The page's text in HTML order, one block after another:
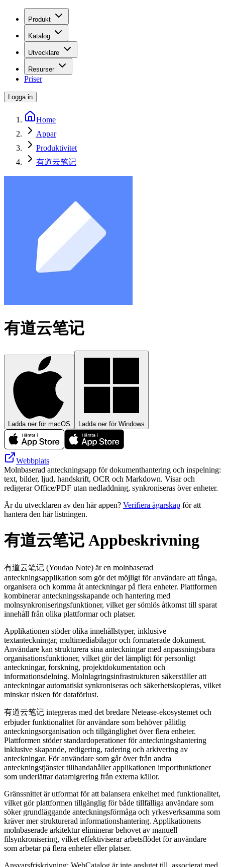
Produkt
Katalog
Utvecklare
Resurser
Priser
Logga in
Home
Appar
Produktivitet
有道云笔记
有道云笔记
Ladda ner för macOS Ladda ner för Windows
Webbplats
Molnbaserad anteckningsapp för dokumenthantering och inspelning:
text, bilder, ljud, handskrift, OCR och Markdown. Visar och
redigerar Office/PDF utan nedladdning, synkroniseras över enheter.
Är du utvecklaren av den här appen? Verifiera ägarskap för att
hantera den här listningen.
有道云笔记 Appbeskrivning
有道云笔记 (Youdao Note) är en molnbaserad
anteckningsapplikation som gör det möjligt för användare att fånga,
organisera och komma åt anteckningar på flera enheter. Plattformen
kombinerar anteckningsskapande och hantering med
molnsynkroniseringsfunktioner, vilket ger sömlös åtkomst till sparat
innehåll från olika plattformar och platser.
Applikationen stöder olika innehållstyper, inklusive
textanteckningar, multimediabilagor och formaterade dokument.
Användare kan strukturera sina anteckningar med anpassningsbara
organisationsfunktioner, vilket gör det lämpligt för personligt
anteckningar, forskning, projektdokumentation och
informationsdelning. Molnlagringsinfrastrukturen säkerställer att
anteckningar automatiskt synkroniseras och säkerhetskopieras, vilket
minskar risken för dataförlust.
有道云笔记 integreras med det bredare Netease-ekosystemet och
erbjuder funktionalitet för användare som behöver pålitlig
anteckningsorganisation och tillgänglighet över flera enheter.
Plattformen stöder standardoperationer för anteckningshantering
inklusive skapande, redigering, radering och arkivering av
anteckningar. För användare som går över från andra
anteckningstjänster tillhandahåller applikationen importfunktioner
som underlättar datamigrering från externa källor.
Gränssnittet är utformat för att balansera enkelhet med funktionalitet,
vilket gör plattformen tillgänglig för både tillfälliga användare som
söker grundläggande anteckningsförmåga och yrkesverksamma som
kräver mer strukturerad informationshantering. Applikationens
molnbaserade arkitektur eliminerar behovet av manuell
filsynkronisering, vilket effektiviserar arbetsflödet för användare
som arbetar på flera enheter eller platser.
Ansvarsfriskrivning: WebCatalog är inte anslutet till, associerat med,